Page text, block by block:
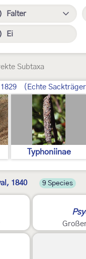
Falter
Ei
Subtaxa
(Echte
Typhoniinae
1840 9 Species